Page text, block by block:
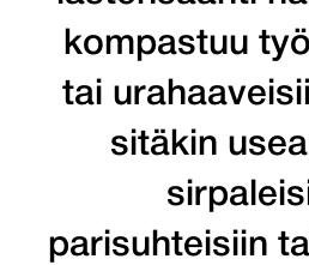
kompastuu
tai
sitäkin
parisuhteisiin